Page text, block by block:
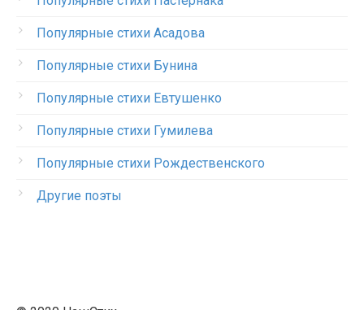
Популярные стихи Асадова
Популярные стихи Бунина
Популярные стихи Евтушенко
Популярные стихи Гумилева
Популярные стихи Рождественского
Другие поэты